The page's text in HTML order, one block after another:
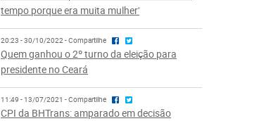
tempo porque era muita mulher'
20:23 - 30/10/2022 - Compartilhe
Quem ganhou o 2º turno da eleição para
presidente no Ceará
11:49 - 13/07/2021 - Compartilhe
CPI da BHTrans: amparado em decisão